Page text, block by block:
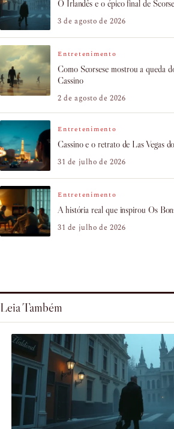
O Irlandês e o épico final de
3 de agosto de 2026
Entretenimento
Como Scorsese mostrou a queda
Cassino
2 de agosto de 2026
Entretenimento
Cassino e o retrato de Las Vegas
31 de julho de 2026
Entretenimento
A história real que inspirou Os
31 de julho de 2026
Leia Também